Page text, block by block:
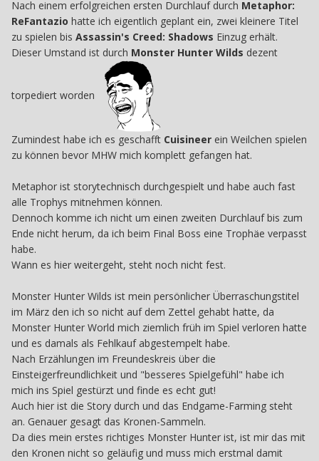
Nach einem erfolgreichen ersten Durchlauf durch Metaphor:
ReFantazio hatte ich eigentlich geplant ein, zwei kleinere Titel
zu spielen bis Assassin's Creed: Shadows Einzug erhält.
Dieser Umstand ist durch Monster Hunter Wilds dezent
torpediert worden
Zumindest habe ich es geschafft Cuisineer ein Weilchen spielen
zu können bevor MHW mich komplett gefangen hat.
Metaphor ist storytechnisch durchgespielt und habe auch fast
alle Trophys mitnehmen können.
Dennoch komme ich nicht um einen zweiten Durchlauf bis zum
Ende nicht herum, da ich beim Final Boss eine Trophäe verpasst
habe.
Wann es hier weitergeht, steht noch nicht fest.
Monster Hunter Wilds ist mein persönlicher Überraschungstitel
im März den ich so nicht auf dem Zettel gehabt hatte, da
Monster Hunter World mich ziemlich früh im Spiel verloren hatte
und es damals als Fehlkauf abgestempelt habe.
Nach Erzählungen im Freundeskreis über die
Einsteigerfreundlichkeit und "besseres Spielgefühl" habe ich
mich ins Spiel gestürzt und finde es echt gut!
Auch hier ist die Story durch und das Endgame-Farming steht
an. Genauer gesagt das Kronen-Sammeln.
Da dies mein erstes richtiges Monster Hunter ist, ist mir das mit
den Kronen nicht so geläufig und muss mich erstmal damit